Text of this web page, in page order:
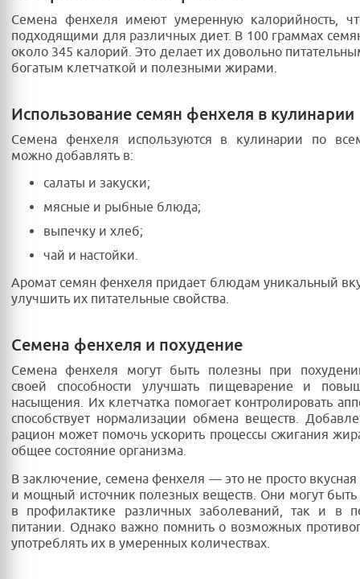
Семена фенхеля имеют умеренную калорийность,
подходящими для различных диет. В 100 граммах
около 345 калорий. Это делает их довольно
богатым клетчаткой и полезными жирами.
Использование семян фенхеля в кулинарии
Семена фенхеля используются в кулинарии по
можно добавлять в:
салаты и закуски;
мясные и рыбные блюда;
выпечку и хлеб;
чай и настойки.
Аромат семян фенхеля придает блюдам уникальный
улучшить их питательные свойства.
Семена фенхеля и похудение
Семена фенхеля могут быть полезны при
своей способности улучшать пищеварение и
насыщения. Их клетчатка помогает контролировать
способствует нормализации обмена веществ.
рацион может помочь ускорить процессы сжигания
общее состояние организма.
В заключение, семена фенхеля — это не просто
и мощный источник полезных веществ. Они могут
в профилактике различных заболеваний, так и в
питании. Однако важно помнить о возможных
употреблять их в умеренных количествах.